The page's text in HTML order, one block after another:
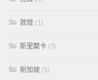
敦煌 (1)
斯里蘭卡 (3)
新加坡 (5)